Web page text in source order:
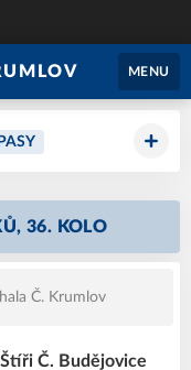
MENU
36. KOLO
Č. Krumlov
Č. Budějovice